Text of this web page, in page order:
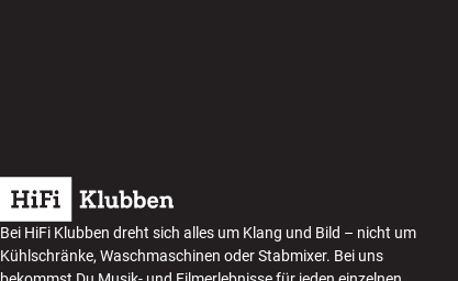
Bei HiFi Klubben dreht sich alles um Klang und Bild – nicht um
Kühlschränke, Waschmaschinen oder Stabmixer. Bei uns